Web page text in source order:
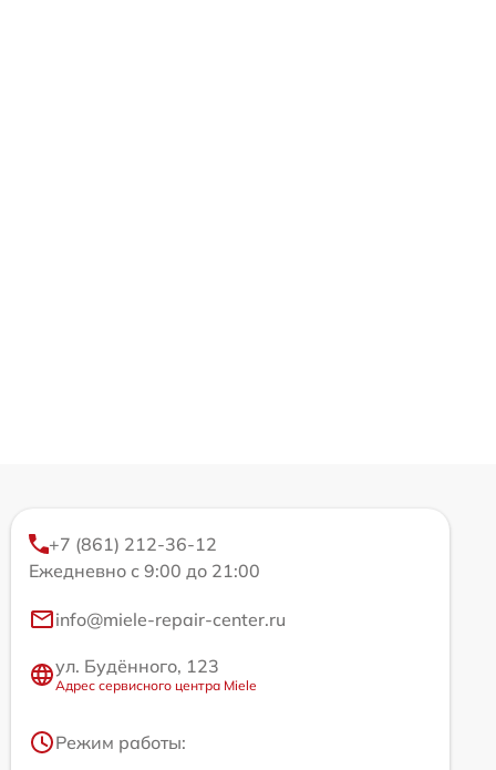
+7 (861) 212-36-12
Ежедневно с 9:00 до 21:00
info@miele-repair-center.ru
ул. Будённого, 123
Адрес сервисного центра Miele
Режим работы: